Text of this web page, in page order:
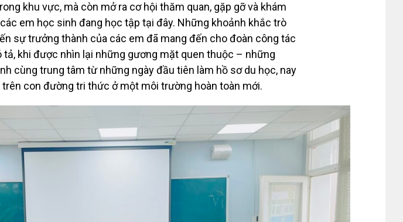
khu vực, mà còn mở ra cơ hội thăm quan, gặp gỡ và khám
em học sinh đang học tập tại đây. Những khoảnh khắc trò
sự trưởng thành của các em đã mang đến cho đoàn công tác
tả, khi được nhìn lại những gương mặt quen thuộc – những
cùng trung tâm từ những ngày đầu tiên làm hồ sơ du học, nay
con đường tri thức ở một môi trường hoàn toàn mới.